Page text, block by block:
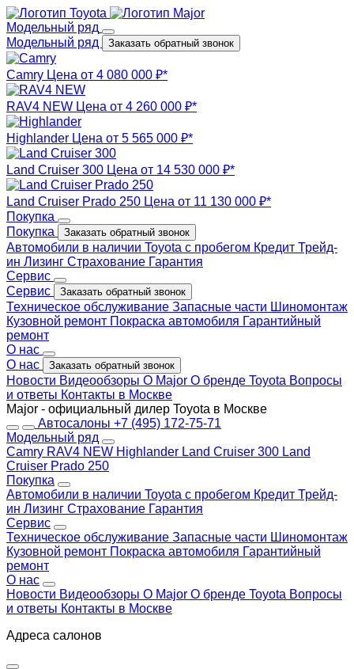
Модельный ряд
Модельный ряд
Заказать обратный звонок
Camry Цена от 4 080 000 ₽*
RAV4 NEW Цена от 4 260 000 ₽*
Highlander Цена от 5 565 000 ₽*
Land Cruiser 300 Цена от 14 530 000 ₽*
Land Cruiser Prado 250 Цена от 11 130 000 ₽*
Покупка
Покупка
Заказать обратный звонок
Автомобили в наличии Toyota с пробегом Кредит Трейд-
ин Лизинг Страхование Гарантия
Сервис
Сервис
Заказать обратный звонок
Техническое обслуживание Запасные части Шиномонтаж
Кузовной ремонт Покраска автомобиля Гарантийный
ремонт
О нас
О нас
Заказать обратный звонок
Новости Видеообзоры О Major О бренде Toyota Вопросы
и ответы Контакты в Москве
Major - официальный дилер Toyota в Москве
Автосалоны +7 (495) 172-75-71
Модельный ряд
Camry RAV4 NEW Highlander Land Cruiser 300 Land
Cruiser Prado 250
Покупка
Автомобили в наличии Toyota с пробегом Кредит Трейд-
ин Лизинг Страхование Гарантия
Сервис
Техническое обслуживание Запасные части Шиномонтаж
Кузовной ремонт Покраска автомобиля Гарантийный
ремонт
О нас
Новости Видеообзоры О Major О бренде Toyota Вопросы
и ответы Контакты в Москве
Адреса салонов